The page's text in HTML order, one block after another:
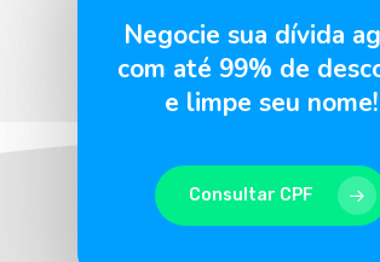
Negocie sua dívida
com até 99% de
e limpe seu nome!
Consultar CPF